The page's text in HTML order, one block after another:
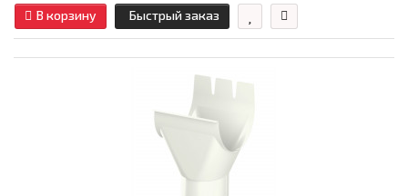
В корзину Быстрый заказ